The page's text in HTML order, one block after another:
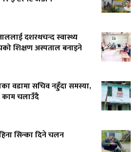
दशरथचन्द स्वास्थ्य
शिक्षण अस्पताल बनाइने
वडामा सचिव नहुँदा समस्या,
काम चलाउँदै
सिन्का दिने चलन